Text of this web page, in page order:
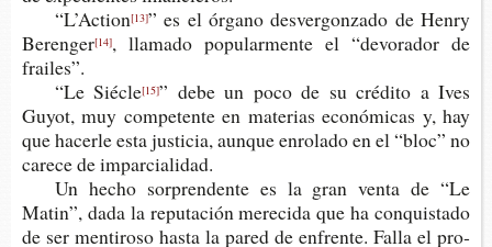
“L’Action[13]” es el órgano des­ver­gon­za­do de Henry
Berenger[14], lla­ma­do popu­lar­men­te el “devo­ra­dor de
frailes”.
“Le Siécle[15]” debe un poco de su cré­di­to a Ives
Guyot, muy com­pe­ten­te en mate­rias eco­nó­mi­cas y, hay
que hacer­le esta jus­ti­cia, aun­que enro­la­do en el “bloc” no
care­ce de imparcialidad.
Un hecho sor­pren­den­te es la gran venta de “Le
Matin”, dada la repu­tación mere­ci­da que ha con­quis­ta­do
de ser men­ti­ro­so hasta la pared de enfren­te. Falla el pro­